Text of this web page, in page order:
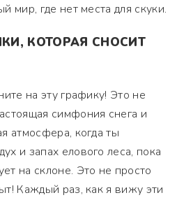
мир, где нет места для скуки.
КОТОРАЯ СНОСИТ
на эту графику! Это не
симфония снега и
атмосфера, когда ты
и запах елового леса, пока
на склоне. Это не просто
Каждый раз, как я вижу эти